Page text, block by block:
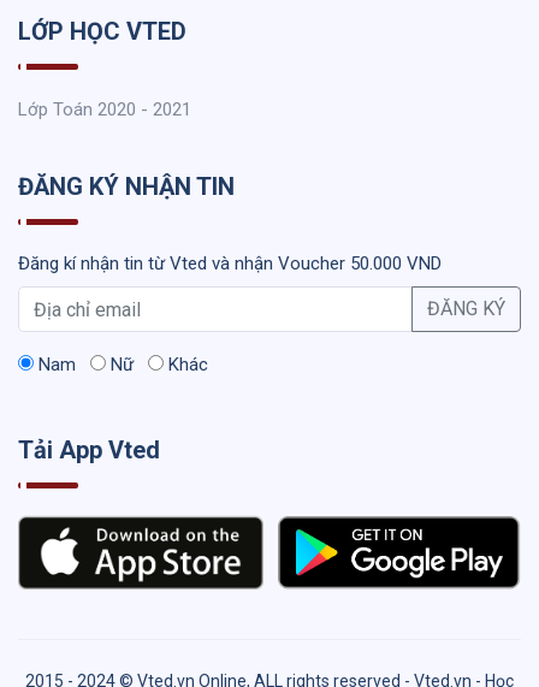
LỚP HỌC VTED
Lớp Toán 2020 - 2021
ĐĂNG KÝ NHẬN TIN
Đăng kí nhận tin từ Vted và nhận Voucher 50.000 VND
ĐĂNG KÝ
Nam Nữ Khác
Tải App Vted
2015 - 2024 © Vted.vn Online, ALL rights reserved - Vted.vn - Học